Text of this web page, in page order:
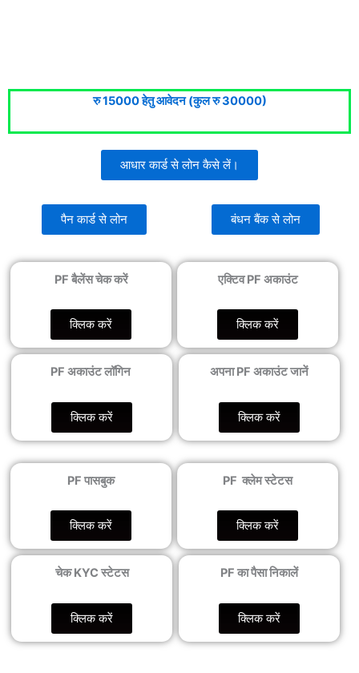
रु 15000 हेतु आवेदन (कुल रु 30000)
आधार कार्ड से लोन कैसे लें।
पैन कार्ड से लोन बंधन बैंक से लोन
PF बैलेंस चेक करें
क्लिक करें
एक्टिव PF अकाउंट
क्लिक करें
PF अकाउंट लॉगिन
क्लिक करें
अपना PF अकाउंट जानें
क्लिक करें
PF पासबुक
क्लिक करें
PF क्लेम स्टेटस
क्लिक करें
चेक KYC स्टेटस
क्लिक करें
PF का पैसा निकालें
क्लिक करें